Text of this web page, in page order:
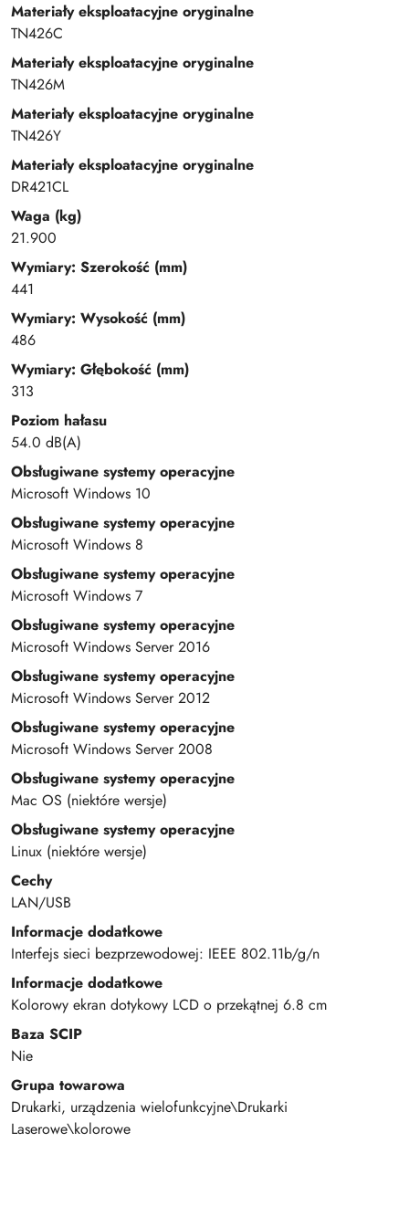
Materiały eksploatacyjne oryginalne
TN426C
Materiały eksploatacyjne oryginalne
TN426M
Materiały eksploatacyjne oryginalne
TN426Y
Materiały eksploatacyjne oryginalne
DR421CL
Waga (kg)
21.900
Wymiary: Szerokość (mm)
441
Wymiary: Wysokość (mm)
486
Wymiary: Głębokość (mm)
313
Poziom hałasu
54.0 dB(A)
Obsługiwane systemy operacyjne
Microsoft Windows 10
Obsługiwane systemy operacyjne
Microsoft Windows 8
Obsługiwane systemy operacyjne
Microsoft Windows 7
Obsługiwane systemy operacyjne
Microsoft Windows Server 2016
Obsługiwane systemy operacyjne
Microsoft Windows Server 2012
Obsługiwane systemy operacyjne
Microsoft Windows Server 2008
Obsługiwane systemy operacyjne
Mac OS (niektóre wersje)
Obsługiwane systemy operacyjne
Linux (niektóre wersje)
Cechy
LAN/USB
Informacje dodatkowe
Interfejs sieci bezprzewodowej: IEEE 802.11b/g/n
Informacje dodatkowe
Kolorowy ekran dotykowy LCD o przekątnej 6.8 cm
Baza SCIP
Nie
Grupa towarowa
Drukarki, urządzenia wielofunkcyjne\Drukarki
Laserowe\kolorowe